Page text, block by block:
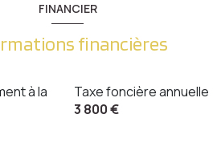
cave
FINANCIER
financières
à la
Taxe foncière annuelle
3 800 €